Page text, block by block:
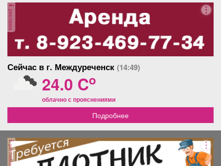
Афиша Обучение Проекты
Я - пенсионер
реклама
Сейчас в г. Междуреченск (14:49)
24.0 Co
облачно с прояснениями
Подробнее
реклама